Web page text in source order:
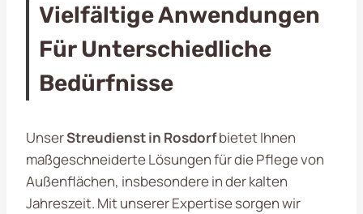
Vielfältige Anwendungen
Für Unterschiedliche
Bedürfnisse
UnserStreudienst in Rosdorfbietet Ihnen
maßgeschneiderte Lösungen für die Pflege von
Außenflächen, insbesondere in der kalten
Jahreszeit. Mit unserer Expertise sorgen wir